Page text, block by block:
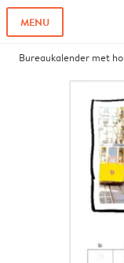
MENU
Bureaukalender met